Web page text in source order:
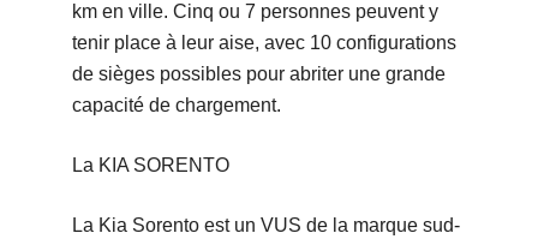
km en ville. Cinq ou 7 personnes peuvent y
tenir place à leur aise, avec 10 configurations
de sièges possibles pour abriter une grande
capacité de chargement.
La KIA SORENTO
La Kia Sorento est un VUS de la marque sud-